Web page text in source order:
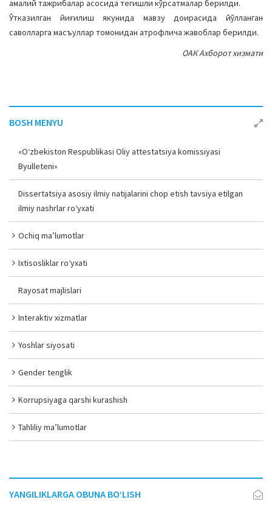
амалий тажрибалар асосида тегишли кўрсатмалар берилди.
Ўтказилган йиғилиш якунида мавзу доирасида йўлланган
саволларга масъуллар томонидан атрофлича жавоблар берилди.
ОАК Ахборот хизмати
BOSH MENYU
«O‘zbekiston Respublikasi Oliy attestatsiya komissiyasi
Byulleteni»
Dissertatsiya asosiy ilmiy natijalarini chop etish tavsiya etilgan
ilmiy nashrlar ro‘yxati
Ochiq ma’lumotlar
Ixtisosliklar ro‘yxati
Rayosat majlislari
Interaktiv xizmatlar
Yoshlar siyosati
Gender tenglik
Korrupsiyaga qarshi kurashish
Tahliliy ma’lumotlar
YANGILIKLARGA OBUNA BO‘LISH